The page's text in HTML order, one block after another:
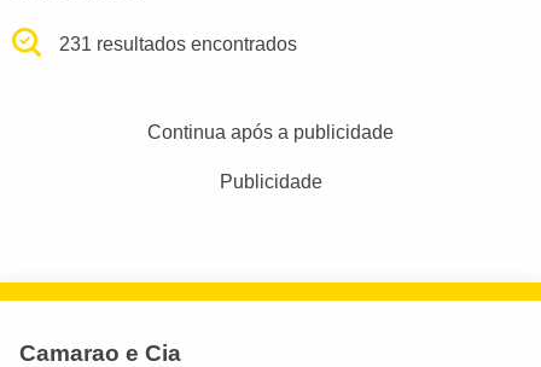
231 resultados encontrados
Continua após a publicidade
Publicidade
Camarao e Cia